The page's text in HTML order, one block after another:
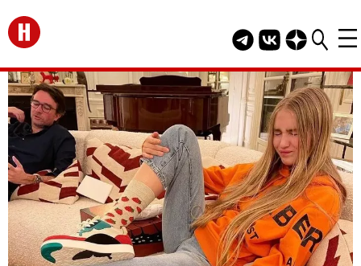
Перейти на главную
Telegram канал
Группа HELLO
Канал